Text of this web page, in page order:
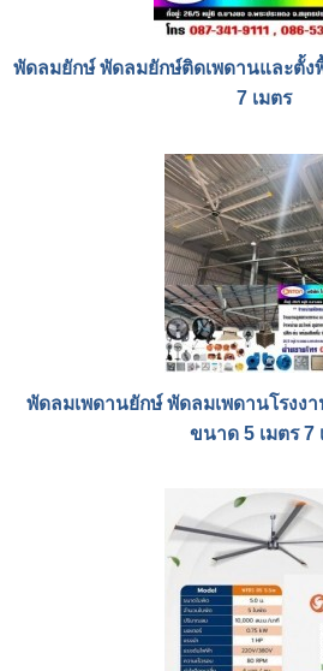
พัดลมยักษ์ พัดลมยักษ์ติดเพดานและตั้ง
7 เมตร
พัดลมเพดานยักษ์ พัดลมเพดานโรงง
ขนาด 5 เมตร 7